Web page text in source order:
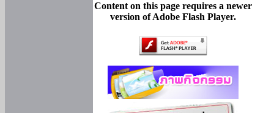
Content on this page requires a newer
version of Adobe Flash Player.